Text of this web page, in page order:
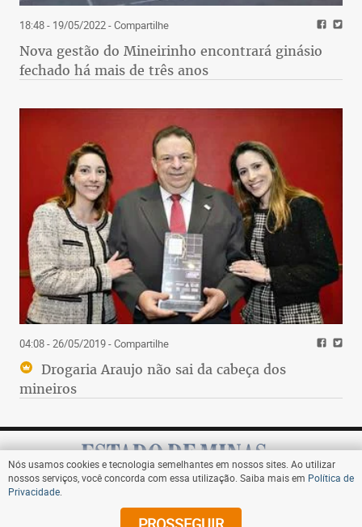
18:48 - 19/05/2022- Compartilhe
Nova gestão do Mineirinho encontrará ginásio
fechado há mais de três anos
04:08 - 26/05/2019- Compartilhe
Drogaria Araujo não sai da cabeça dos
mineiros
Assine
Nós usamos cookies e tecnologia semelhantes em nossos sites. Ao utilizar
nossos serviços, você concorda com essa utilização. Saiba mais em Política de
Privacidade